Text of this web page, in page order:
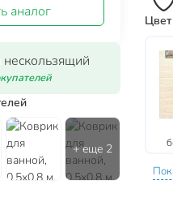
аналог
Цвет